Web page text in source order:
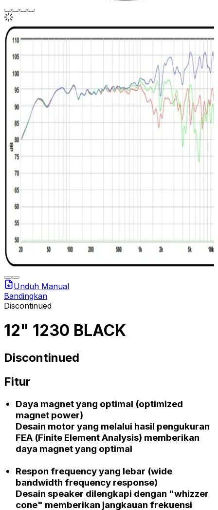
Unduh Manual
Bandingkan
Discontinued
12" 1230 BLACK
Discontinued
Fitur
Daya magnet yang optimal (optimized
magnet power)
Desain motor yang melalui hasil pengukuran
FEA (Finite Element Analysis) memberikan
daya magnet yang optimal
Respon frequencyyang lebar (wide
bandwidth frequency response)
Desain speaker dilengkapi dengan "whizzer
cone" memberikan jangkauan frekuensi